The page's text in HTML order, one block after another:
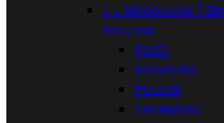
  Monóculos /
Noturna
PARD
HIKMICRO
PULSAR
THERMTEC